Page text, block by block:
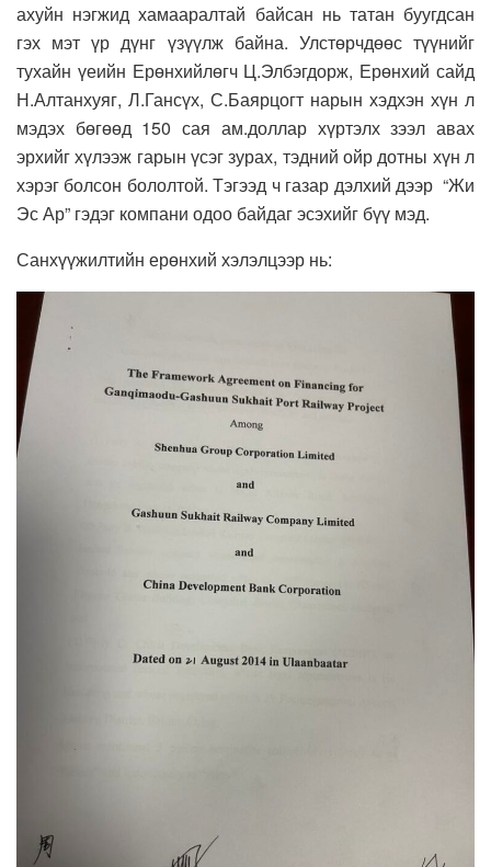
ахуйн нэгжид хамааралтай байсан нь татан буугдсан
гэх мэт үр дүнг үзүүлж байна. Улстөрчдөөс түүнийг
тухайн үеийн Ерөнхийлөгч Ц.Элбэгдорж, Ерөнхий сайд
Н.Алтанхуяг, Л.Гансүх, С.Баярцогт нарын хэдхэн хүн л
мэдэх бөгөөд 150 сая ам.доллар хүртэлх зээл авах
эрхийг хүлээж гарын үсэг зурах, тэдний ойр дотны хүн л
хэрэг болсон бололтой. Тэгээд ч газар дэлхий дээр “Жи
Эс Ар” гэдэг компани одоо байдаг эсэхийг бүү мэд.
Санхүүжилтийн ерөнхий хэлэлцээр нь: